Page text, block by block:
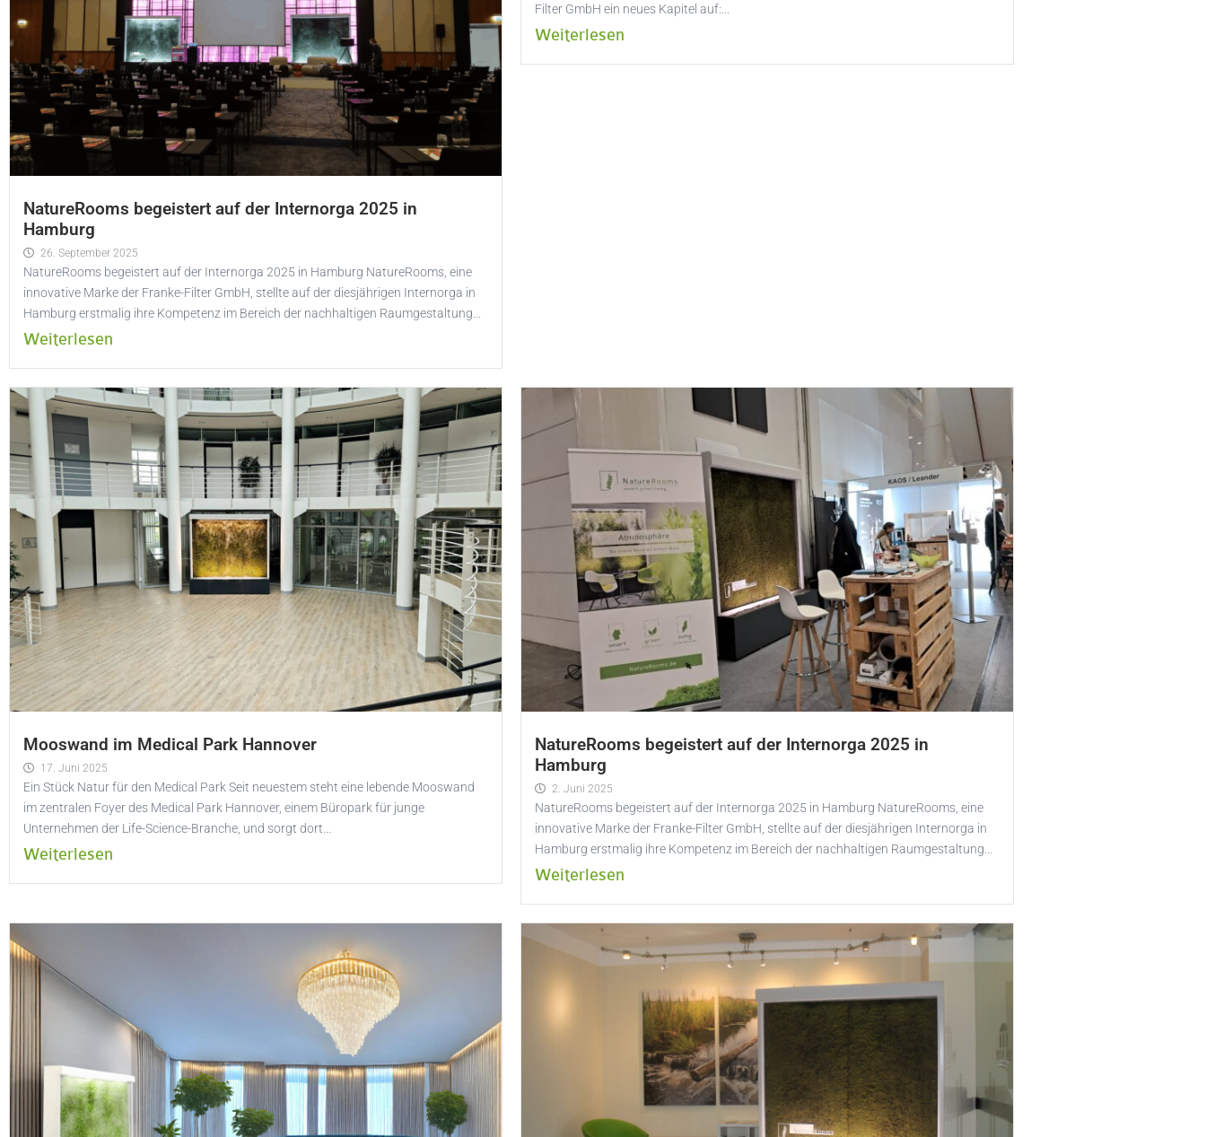
NatureRooms begeistert auf der Internorga 2025 in
Hamburg
26. September 2025
NatureRooms begeistert auf der Internorga 2025 in Hamburg NatureRooms, eine
innovative Marke der Franke-Filter GmbH, stellte auf der diesjährigen Internorga in
Hamburg erstmalig ihre Kompetenz im Bereich der nachhaltigen Raumgestaltung...
Weiterlesen
Filter GmbH ein neues Kapitel auf:...
Weiterlesen
Mooswand im Medical Park Hannover
17. Juni 2025
Ein Stück Natur für den Medical Park Seit neuestem steht eine lebende Mooswand
im zentralen Foyer des Medical Park Hannover, einem Büropark für junge
Unternehmen der Life-Science-Branche, und sorgt dort...
Weiterlesen
NatureRooms begeistert auf der Internorga 2025 in
Hamburg
2. Juni 2025
NatureRooms begeistert auf der Internorga 2025 in Hamburg NatureRooms, eine
innovative Marke der Franke-Filter GmbH, stellte auf der diesjährigen Internorga in
Hamburg erstmalig ihre Kompetenz im Bereich der nachhaltigen Raumgestaltung...
Weiterlesen